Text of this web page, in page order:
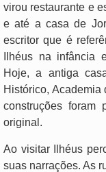
virou restaurante e
e até a casa de
escritor que é
Ilhéus na infância
Hoje, a antiga
Histórico,
construções foram
original.
Ao visitar Ilhéus
suas narrações. As